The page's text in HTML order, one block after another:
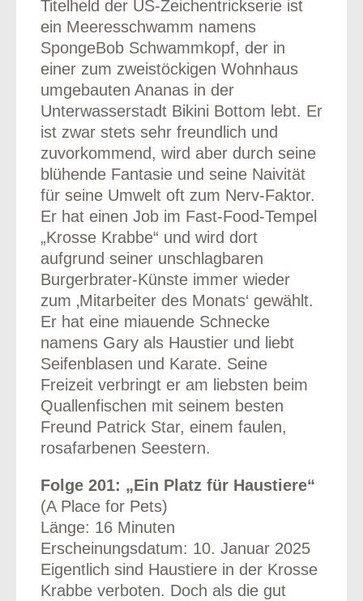
Titelheld der US-Zeichentrickserie ist
ein Meeresschwamm namens
SpongeBob Schwammkopf, der in
einer zum zweistöckigen Wohnhaus
umgebauten Ananas in der
Unterwasserstadt Bikini Bottom lebt. Er
ist zwar stets sehr freundlich und
zuvorkommend, wird aber durch seine
blühende Fantasie und seine Naivität
für seine Umwelt oft zum Nerv-Faktor.
Er hat einen Job im Fast-Food-Tempel
„Krosse Krabbe“ und wird dort
aufgrund seiner unschlagbaren
Burgerbrater-Künste immer wieder
zum ‚Mitarbeiter des Monats‘ gewählt.
Er hat eine miauende Schnecke
namens Gary als Haustier und liebt
Seifenblasen und Karate. Seine
Freizeit verbringt er am liebsten beim
Quallenfischen mit seinem besten
Freund Patrick Star, einem faulen,
rosafarbenen Seestern.
Folge 201: „Ein Platz für Haustiere“
(A Place for Pets)
Länge: 16 Minuten
Erscheinungsdatum: 10. Januar 2025
Eigentlich sind Haustiere in der Krosse
Krabbe verboten. Doch als die gut